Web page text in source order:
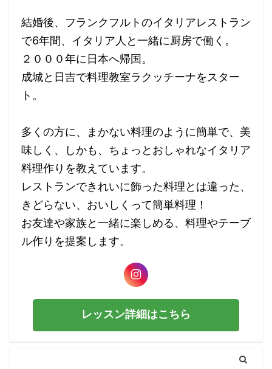
結婚後、フランクフルトのイタリアレストラン
で6年間、イタリア人と一緒に厨房で働く。
２０００年に日本へ帰国。
成城と日吉で料理教室ラクッチーナをスター
ト。
多くの方に、まかない料理のように簡単で、美
味しく、しかも、ちょっとおしゃれなイタリア
料理作りを教えています。
レストランできれいに飾った料理とは違った、
きどらない、おいしくって簡単料理！
お友達や家族と一緒に楽しめる、料理やテーブ
ル作りを提案します。
レッスン詳細はこちら